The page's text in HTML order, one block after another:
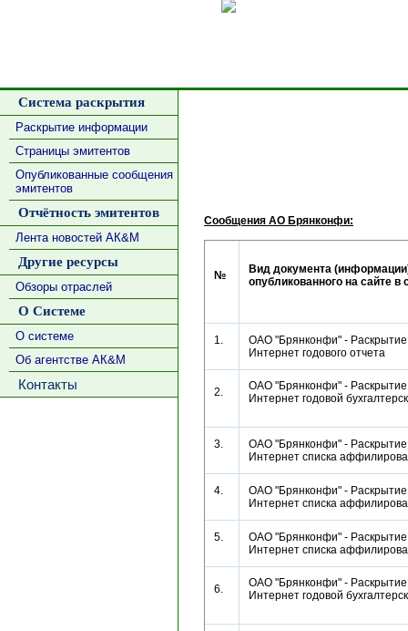
Система раскрытия
Раскрытие информации
Страницы эмитентов
Опубликованные сообщения
эмитентов
Отчётность эмитентов
Лента новостей АК&М
Другие ресурсы
Обзоры отраслей
О Системе
О системе
Об агентстве АК&М
Контакты
Сообщения АО Брянконфи:
№
Вид документа
опубликованного на сайте в
1.
ОАО "Брянконфи" - Раскрытие
Интернет годового отчета
2.
ОАО "Брянконфи" - Раскрытие
Интернет годовой
3.
ОАО "Брянконфи" - Раскрытие
Интернет списка
4.
ОАО "Брянконфи" - Раскрытие
Интернет списка
5.
ОАО "Брянконфи" - Раскрытие
Интернет списка
6.
ОАО "Брянконфи" - Раскрытие
Интернет годовой